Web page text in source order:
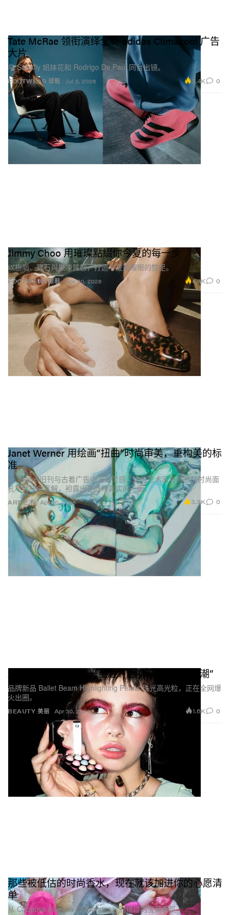
FOOTWEAR 球鞋
Tate McRae 领衔演绎全新 adidas Climacool 广告
大片
与 Sabally 姐妹花和 Rodrigo De Paul 同台出镜。
Jul 3, 2026 3.4K 0
FOOTWEAR 球鞋
Jimmy Choo 用璀璨點綴你今夏的每一步
以樹脂、寶石與果凍質感，打造今夏最耀眼的雙足。
Apr 30, 2026 4.4K 0
ART 艺术
Janet Werner 用绘画“扭曲”时尚审美，重构美的标
准
从 Vogue 旧刊与古着广告中汲取灵感，这位艺术家将熟悉的时尚面
孔尽数扭曲瓦解，袒露出更赤裸真实的一面。
Apr 30, 2026 3.3K 0
BEAUTY 美丽
About-Face全新高光上线：强势带回“高光热潮”
品牌新品 Ballet Beam Highlighting Pearls 珠光高光粒，正在全网爆
火出圈。
Apr 30, 2026 1.6K 0
那些被低估的时尚香水，现在就该加进你的心愿清
单
从 Chopova Lowena 到 Blondita，别错过的宝藏香氛。